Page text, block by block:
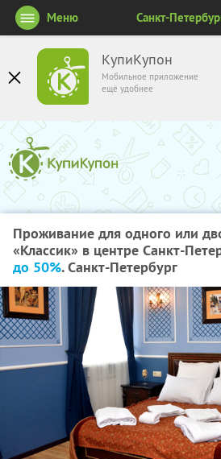
КупиКупон
Мобильное приложение
ещё удобнее
Меню Санкт-
Проживание для одного или
«Классик» в центре Санкт-
до 50%. Санкт-Петербург